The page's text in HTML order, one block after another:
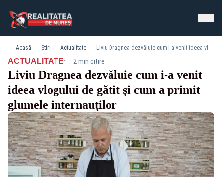
Acasă Știri Actualitate Liviu Dragnea dezvăluie cum i-a venit ideea vlogului de gătit şi cum a primit glumele internauţilor
ACTUALITATE· 2 min citire
Liviu Dragnea dezvăluie cum i-a venit
ideea vlogului de gătit şi cum a primit
glumele internauţilor